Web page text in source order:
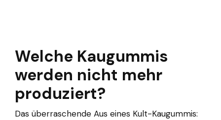
Welche Kaugummis
werden nicht mehr
produziert?
Das überraschende Aus eines Kult-Kaugummis: